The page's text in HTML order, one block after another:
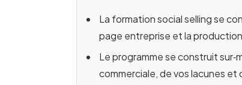
La formation social selling se
page entreprise et la
Le programme se construit
commerciale, de vos lacunes